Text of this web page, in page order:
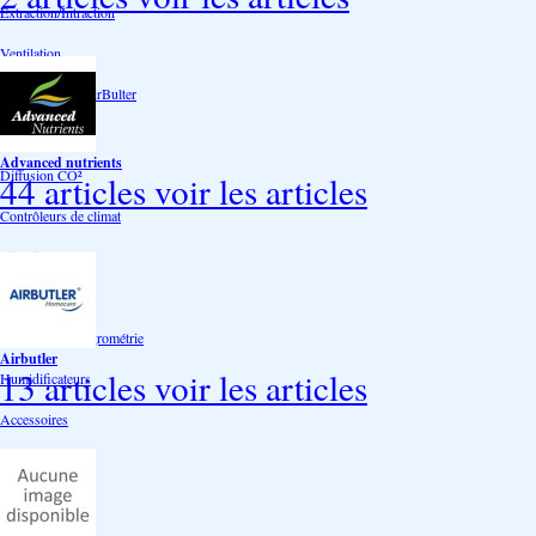
Extraction/Intraction
Ventilation
Ioniseur d'air -AirBulter
Filtre anti-odeur
Diffusion CO²
Contrôleurs de climat
Silencieux
Gaines
Température Hygrométrie
Humidificateurs
Accessoires
Soucoupe
Advanced nutrients
44 articlesvoir les articles
Airbutler
13 articlesvoir les articles